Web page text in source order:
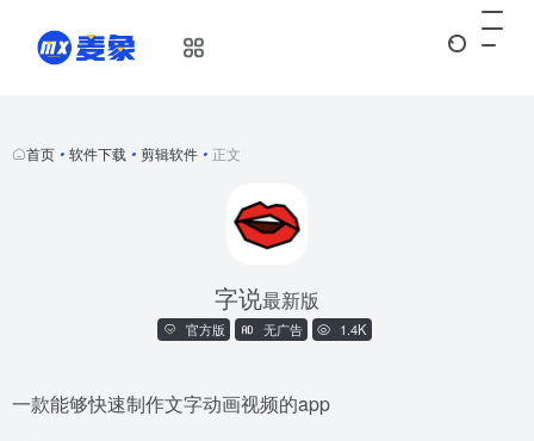
首页 • 软件下载 • 剪辑软件 • 正文
字说最新版
官方版 无广告 1.4K
一款能够快速制作文字动画视频的app